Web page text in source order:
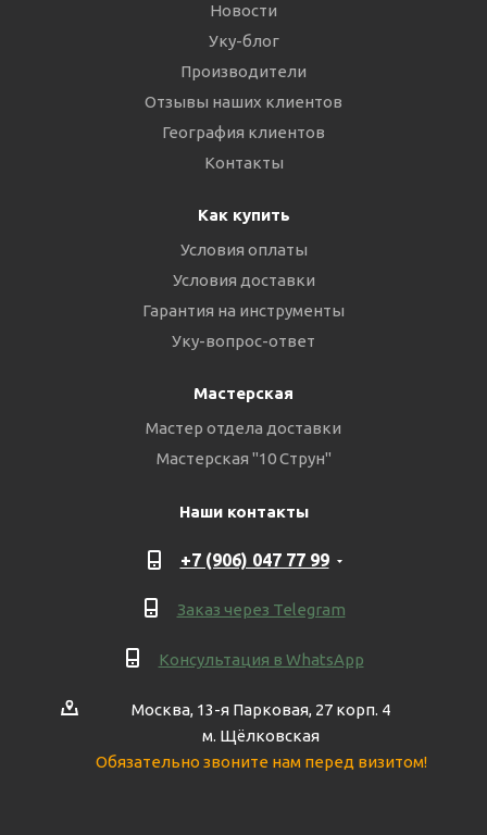
Новости
Уку-блог
Производители
Отзывы наших клиентов
География клиентов
Контакты
Как купить
Условия оплаты
Условия доставки
Гарантия на инструменты
Уку-вопрос-ответ
Мастерская
Мастер отдела доставки
Мастерская "10 Струн"
Наши контакты
+7 (906) 047 77 99
Заказ через Telegram
Консультация в WhatsApp
Москва, 13-я Парковая, 27 корп. 4
м. Щёлковская
Обязательно звоните нам перед визитом!